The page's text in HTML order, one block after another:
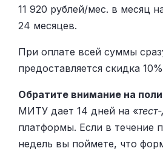
11 920 рублей/мес. в месяц
24 месяцев.
При оплате всей суммы
предоставляется скидка
Обратите внимание на
МИТУ дает 14 дней на «
платформы. Если в течение
недель вы поймете, что